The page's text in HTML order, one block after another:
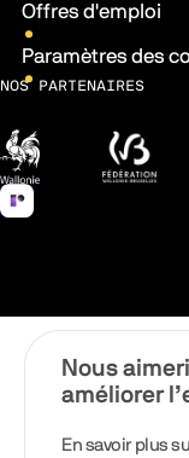
Offres d'emploi
Paramètres des
NOS PARTENAIRES
Wallonie
Nous
améliorer
En savoir plus